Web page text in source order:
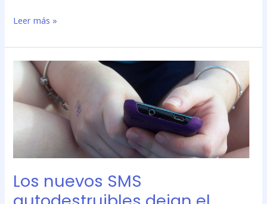
Leer más »
Los nuevos SMS
Los
nuevos
SMS
autodestruibles
el
de
control